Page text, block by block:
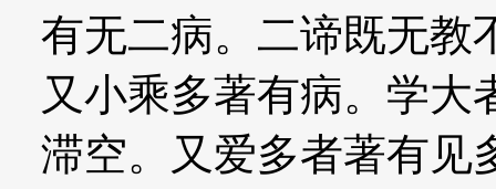
有无二病。二谛既无教
又小乘多著有病。学大
滞空。又爱多者著有见